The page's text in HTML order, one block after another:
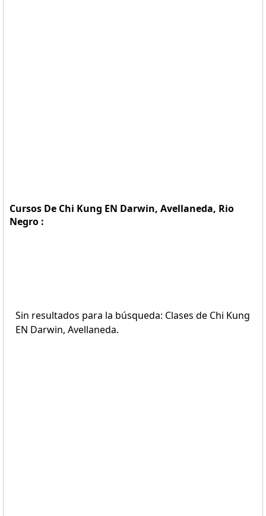
Cursos De Chi Kung EN Darwin, Avellaneda, Rio
Negro :
Sin resultados para la búsqueda: Clases de Chi Kung
EN Darwin, Avellaneda.